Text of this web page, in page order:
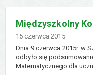
warszawy
Międzyszkolny
Dodano
15 czerwca 2015
Dnia 9 czerwca 2015r. w
odbyło się
Matematycznego dla